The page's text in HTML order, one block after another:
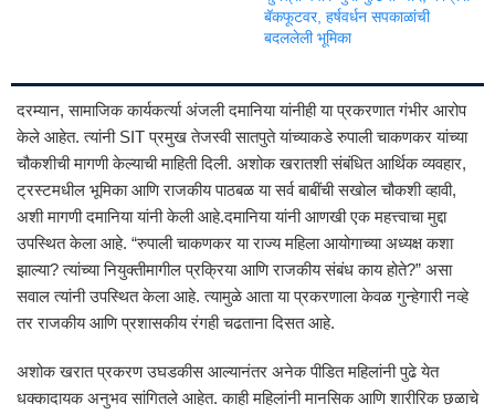
बॅकफूटवर, हर्षवर्धन सपकाळांची
बदललेली भूमिका
दरम्यान, सामाजिक कार्यकर्त्या अंजली दमानिया यांनीही या प्रकरणात गंभीर आरोप
केले आहेत. त्यांनी SIT प्रमुख तेजस्वी सातपुते यांच्याकडे रुपाली चाकणकर यांच्या
चौकशीची मागणी केल्याची माहिती दिली. अशोक खरातशी संबंधित आर्थिक व्यवहार,
ट्रस्टमधील भूमिका आणि राजकीय पाठबळ या सर्व बाबींची सखोल चौकशी व्हावी,
अशी मागणी दमानिया यांनी केली आहे.दमानिया यांनी आणखी एक महत्त्वाचा मुद्दा
उपस्थित केला आहे. “रुपाली चाकणकर या राज्य महिला आयोगाच्या अध्यक्ष कशा
झाल्या? त्यांच्या नियुक्तीमागील प्रक्रिया आणि राजकीय संबंध काय होते?” असा
सवाल त्यांनी उपस्थित केला आहे. त्यामुळे आता या प्रकरणाला केवळ गुन्हेगारी नव्हे
तर राजकीय आणि प्रशासकीय रंगही चढताना दिसत आहे.
अशोक खरात प्रकरण उघडकीस आल्यानंतर अनेक पीडित महिलांनी पुढे येत
धक्कादायक अनुभव सांगितले आहेत. काही महिलांनी मानसिक आणि शारीरिक छळाचे